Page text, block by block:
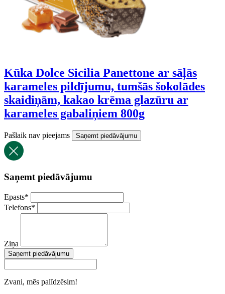
Kūka Dolce Sicilia Panettone ar sāļās
karameles pildījumu, tumšās šokolādes
skaidiņām, kakao krēma glazūru ar
karameles gabaliņiem 800g
Pašlaik nav pieejams Saņemt piedāvājumu
Saņemt piedāvājumu
Epasts*
Telefons*
Ziņa
Saņemt piedāvājumu
Zvani, mēs palīdzēsim!